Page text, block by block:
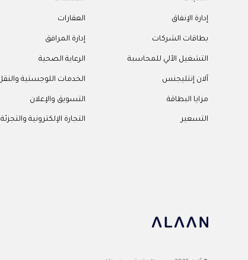
إدارة الإنفاق
بطاقات الشركات
التشغيل الآلي للمحاسبة
آلان إنتليجنس
مزايا البطاقة
التسعير
العقارات
إدارة المرافق
الرعاية الصحية
الخدمات اللوجستية
التسويق والإعلان
التجارة الإلكترونية والتجزئة